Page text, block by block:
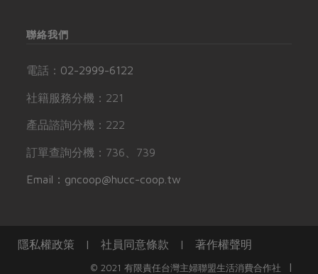
聯絡我們
電話： 02-2999-6122
社籍服務分機：221
產品諮詢分機：222
訂單查詢分機：736、739
Email：gncoop@hucc-coop.tw
隱私權政策 | 社員同意條款 | 著作權聲明
© 2021 有限責任台灣主婦聯盟生活消費合作社 |